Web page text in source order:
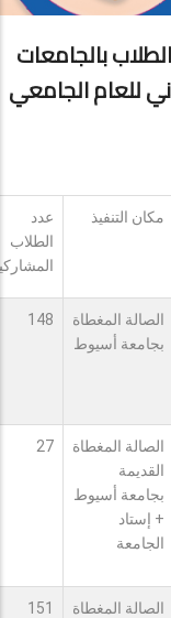
بالجامعات
للعام الجامعي
مكان التنفيذ
عدد
الطلاب
الصالة المغطاة
بجامعة أسيوط
148
الصالة المغطاة
القديمة
بجامعة أسيوط
+ إستاد
الجامعة
27
الصالة المغطاة
151